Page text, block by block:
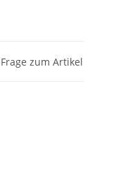
Frage zum Artikel